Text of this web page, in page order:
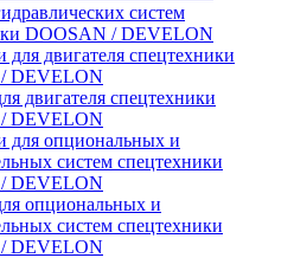
систем
DOOSAN / DEVELON
двигателя спецтехники
DEVELON
опциональных и
систем спецтехники
DEVELON